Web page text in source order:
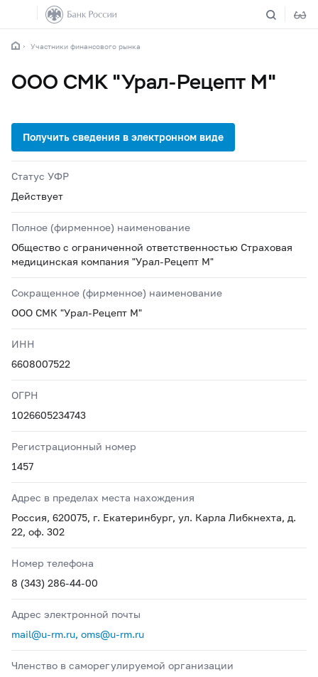
Участники финансового рынка
ООО СМК "Урал-Рецепт М"
Статус УФР
Действует
Полное (фирменное) наименование
Общество с ограниченной ответственностью Страховая
медицинская компания "Урал-Рецепт М"
Сокращенное (фирменное) наименование
ООО СМК "Урал-Рецепт М"
ИНН
6608007522
ОГРН
1026605234743
Регистрационный номер
1457
Адрес в пределах места нахождения
Россия, 620075, г. Екатеринбург, ул. Карла Либкнехта, д.
22, оф. 302
Номер телефона
8 (343) 286-44-00
Адрес электронной почты
mail@u-rm.ru, oms@u-rm.ru
Членство в саморегулируемой организации